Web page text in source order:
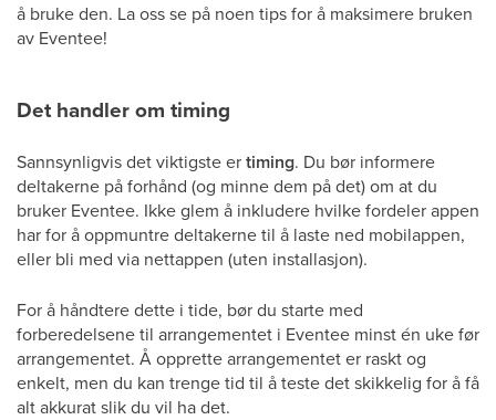
å bruke den. La oss se på noen tips for å maksimere bruken
av Eventee!
Det handler om timing
Sannsynligvis det viktigste ertiming. Du bør informere
deltakerne på forhånd (og minne dem på det) om at du
bruker Eventee. Ikke glem å inkludere hvilke fordeler appen
har for å oppmuntre deltakerne til å laste ned mobilappen,
eller bli med via nettappen (uten installasjon).
For å håndtere dette i tide, bør du starte med
forberedelsene til arrangementet i Eventee minst én uke før
arrangementet. Å opprette arrangementet er raskt og
enkelt, men du kan trenge tid til å teste det skikkelig for å få
alt akkurat slik du vil ha det.